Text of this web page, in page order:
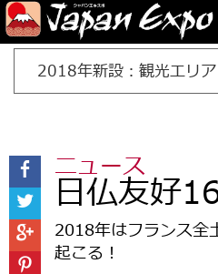
2018年新設：観光エリア
ニュース
日仏友好
2018年はフランス全
起こる！